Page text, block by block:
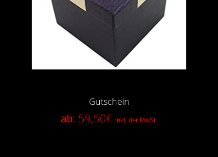
Gutschein
ab: 59,50€ inkl. der MwSt.